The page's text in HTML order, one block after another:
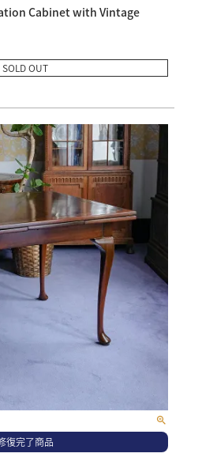
Cabinet with Vintage
SOLD OUT
復完了商品